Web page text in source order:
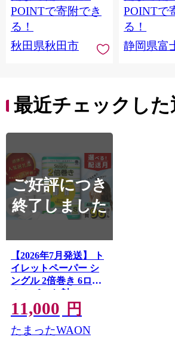
トイレットペーパー
日本製紙クレシア] 秋
田県秋田市
POINTで寄附でき
る！
秋田県秋田市
香りつき 日
品 備蓄
POINTで
る！
静岡県富
最近チェックした
ご好評につき
終了しました
【2026年7月発送】 ト
イレットペーパー シ
ングル 2倍巻き 6ロー
ル×8パック 計48ロー
ル 96ロール相当 無香
料 備蓄 防災 沼津 鶴見
製紙 再生紙 やわらか
11,000 円
たまったWAON